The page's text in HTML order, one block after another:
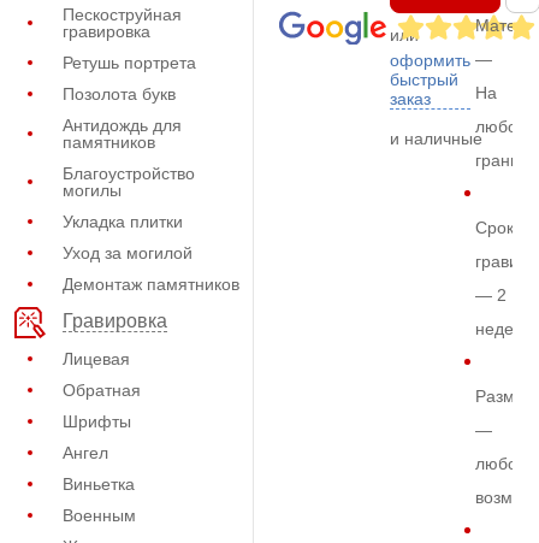
Пескоструйная
гравировка
Ретушь портрета
Позолота букв
Антидождь для
памятников
Благоустройство
могилы
Укладка плитки
Уход за могилой
Демонтаж памятников
Гравировка
Лицевая
Обратная
Шрифты
Ангел
Виньетка
Военным
или
оформить
быстрый
заказ
и наличные
—
На
любом
граните
Срок
— 2
недели
Размер
—
любой